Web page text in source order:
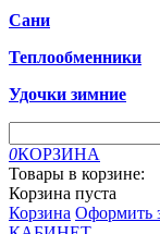
Сани
Теплообменники
Удочки зимние
0КОРЗИНА
Товары в корзине:
Корзина пуста
Корзина Оформить